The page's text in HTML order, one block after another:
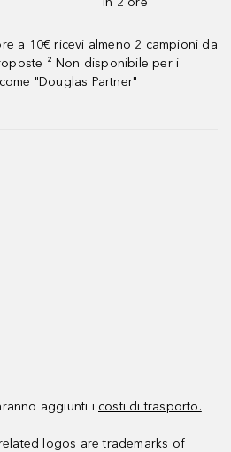
a 10€ ricevi almeno 2 campioni da
² Non disponibile per i
"Douglas Partner"
aggiunti i costi di trasporto.
logos are trademarks of